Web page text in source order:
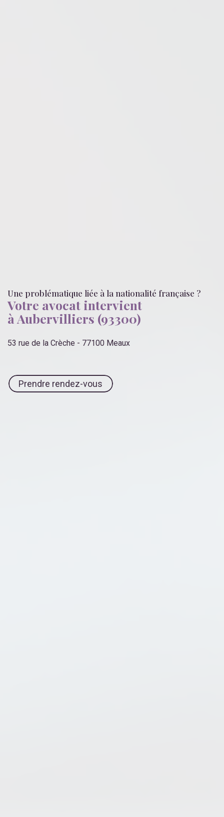
Une problématique liée à la nationalité française ?
Votre avocat intervient
à Aubervilliers (93300)
53 rue de la Crèche - 77100 Meaux
Prendre rendez-vous